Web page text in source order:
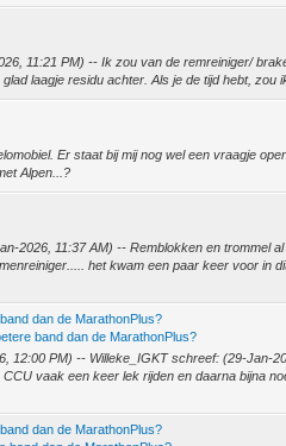
11:21 PM) -- Ik zou van de remreiniger/
laagje residu achter. Als je de tijd hebt, zou
Er staat bij mij nog wel een vraagje
Alpen...?
2026, 11:37 AM) -- Remblokken en trommel
het kwam een paar keer voor in
dan de MarathonPlus?
band dan de MarathonPlus?
12:00 PM) -- Willeke_IGKT schreef: (29-Jan-
vaak een keer lek rijden en daarna bijna
dan de MarathonPlus?